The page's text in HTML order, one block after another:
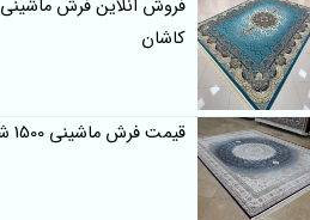
فروش آنلاین فرش ماشینی
کاشان
قیمت فرش ماشینی 1500 شانه